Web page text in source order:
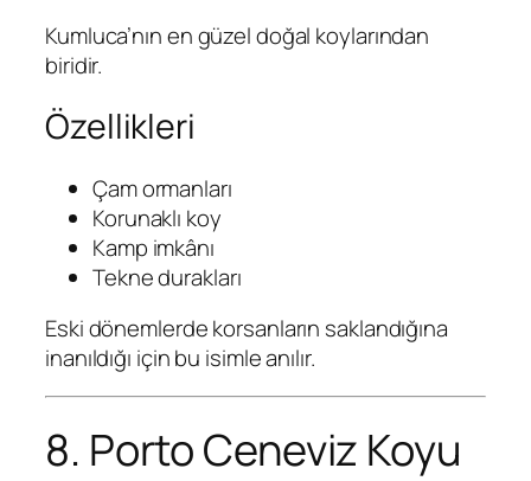
Kumluca’nın en güzel doğal koylarından
biridir.
Özellikleri
Çam ormanları
Korunaklı koy
Kamp imkânı
Tekne durakları
Eski dönemlerde korsanların saklandığına
inanıldığı için bu isimle anılır.
8. Porto Ceneviz Koyu